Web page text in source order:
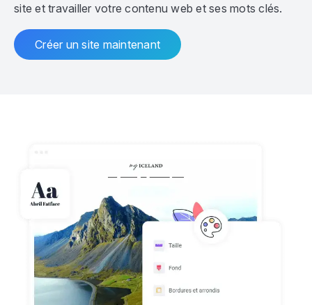
site et travailler votre contenu web et ses mots clés.
Créer un site maintenant